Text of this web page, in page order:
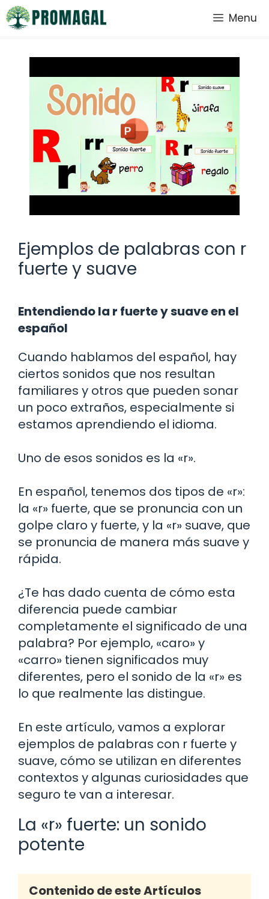
Saltar
al
Menu
Ejemplos de palabras con r
fuerte y suave
Entendiendo la r fuerte y suave en el
español
Cuando hablamos del español, hay
ciertos sonidos que nos resultan
familiares y otros que pueden sonar
un poco extraños, especialmente si
estamos aprendiendo el idioma.
Uno de esos sonidos es la «r».
En español, tenemos dos tipos de «r»:
la «r» fuerte, que se pronuncia con un
golpe claro y fuerte, y la «r» suave, que
se pronuncia de manera más suave y
rápida.
¿Te has dado cuenta de cómo esta
diferencia puede cambiar
completamente el significado de una
palabra? Por ejemplo, «caro» y
«carro» tienen significados muy
diferentes, pero el sonido de la «r» es
lo que realmente las distingue.
En este artículo, vamos a explorar
ejemplos de palabras con r fuerte y
suave, cómo se utilizan en diferentes
contextos y algunas curiosidades que
seguro te van a interesar.
La «r» fuerte: un sonido
potente
Contenido de este Artículos